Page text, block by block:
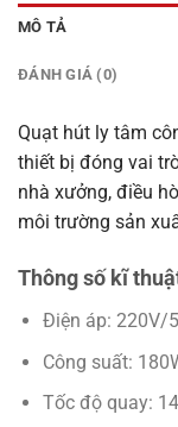
MÔ TẢ
ĐÁNH GIÁ (0)
Quạt hút ly tâm
thiết bị đóng vai
nhà xưởng, điều
môi trường sản
Thông số kĩ
Điện áp: 220V/
Công suất:
Tốc độ quay: